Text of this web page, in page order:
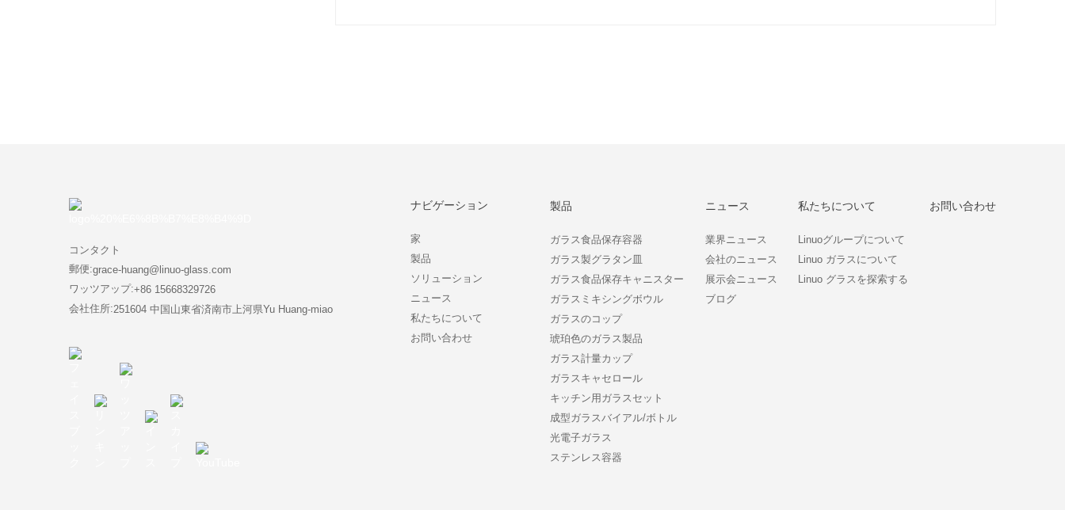
コンタクト
郵便:grace-huang@linuo-glass.com
ワッツアップ:+86 15668329726
会社住所:251604 中国山東省済南市上河県Yu Huang-miao
ナビゲーション
家
製品
ソリューション
ニュース
私たちについて
お問い合わせ
製品
ガラス食品保存容器
ガラス製グラタン皿
ガラス食品保存キャニスター
ガラスミキシングボウル
ガラスのコップ
琥珀色のガラス製品
ガラス計量カップ
ガラスキャセロール
キッチン用ガラスセット
成型ガラスバイアル/ボトル
光電子ガラス
ステンレス容器
ニュース
業界ニュース
会社のニュース
展示会ニュース
ブログ
私たちについて
Linuoグループについて
Linuo ガラスについて
Linuo グラスを探索する
お問い合わせ